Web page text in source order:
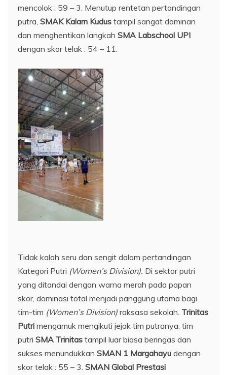
mencolok : 59 – 3. Menutup rentetan pertandingan
putra, SMAK Kalam Kudus tampil sangat dominan
dan menghentikan langkah SMA Labschool UPI
dengan skor telak : 54 – 11.
Tidak kalah seru dan sengit dalam pertandingan
Kategori Putri (Women’s Division). Di sektor putri
yang ditandai dengan warna merah pada papan
skor, dominasi total menjadi panggung utama bagi
tim-tim (Women’s Division) raksasa sekolah. Trinitas
Putri mengamuk mengikuti jejak tim putranya, tim
putri SMA Trinitas tampil luar biasa beringas dan
sukses menundukkan SMAN 1 Margahayu dengan
skor telak : 55 – 3. SMAN Global Prestasi